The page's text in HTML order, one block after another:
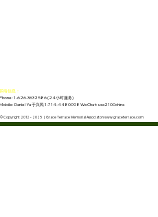
联络信息：
Phone: 1-626-3632586 (24小时服务)
Mobile: Daniel Yu 于兴民 1-714-4480098 WeChat: usa2100china
© Copyright 2012 - 2025 | Grace Terrace Memorial Associaton www.graceterrace.com